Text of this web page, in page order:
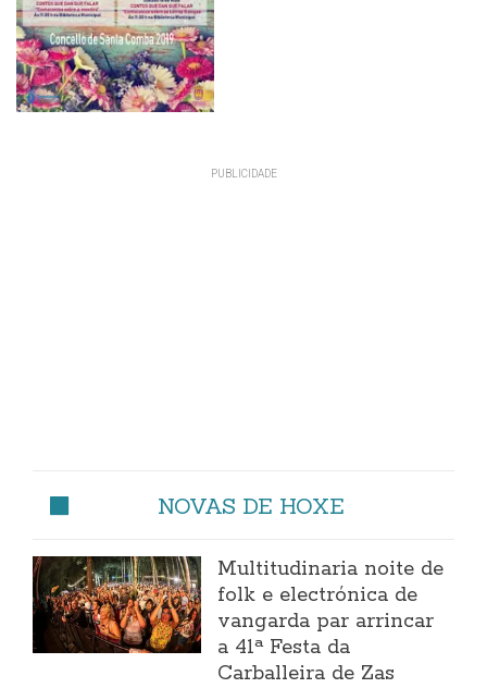
NOVAS DE HOXE
Multitudinaria noite de
folk e electrónica de
vangarda par arrincar
a 41ª Festa da
Carballeira de Zas